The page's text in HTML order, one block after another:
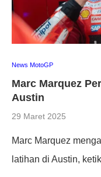
News MotoGP
Marc Marquez
Austin
29 Maret 2025
Marc Marquez
latihan di Austin,